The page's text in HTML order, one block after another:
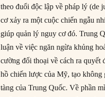
theo đuổi độc lập về pháp lý (de
cơ xảy ra một cuộc chiến ngẫu
giúp quản lý nguy cơ đó. Trung
luận về việc ngăn ngừa khủng
cường đối thoại về cách ra
hồ chiến lược của Mỹ, tạo
tàng của Trung Quốc. Về phần